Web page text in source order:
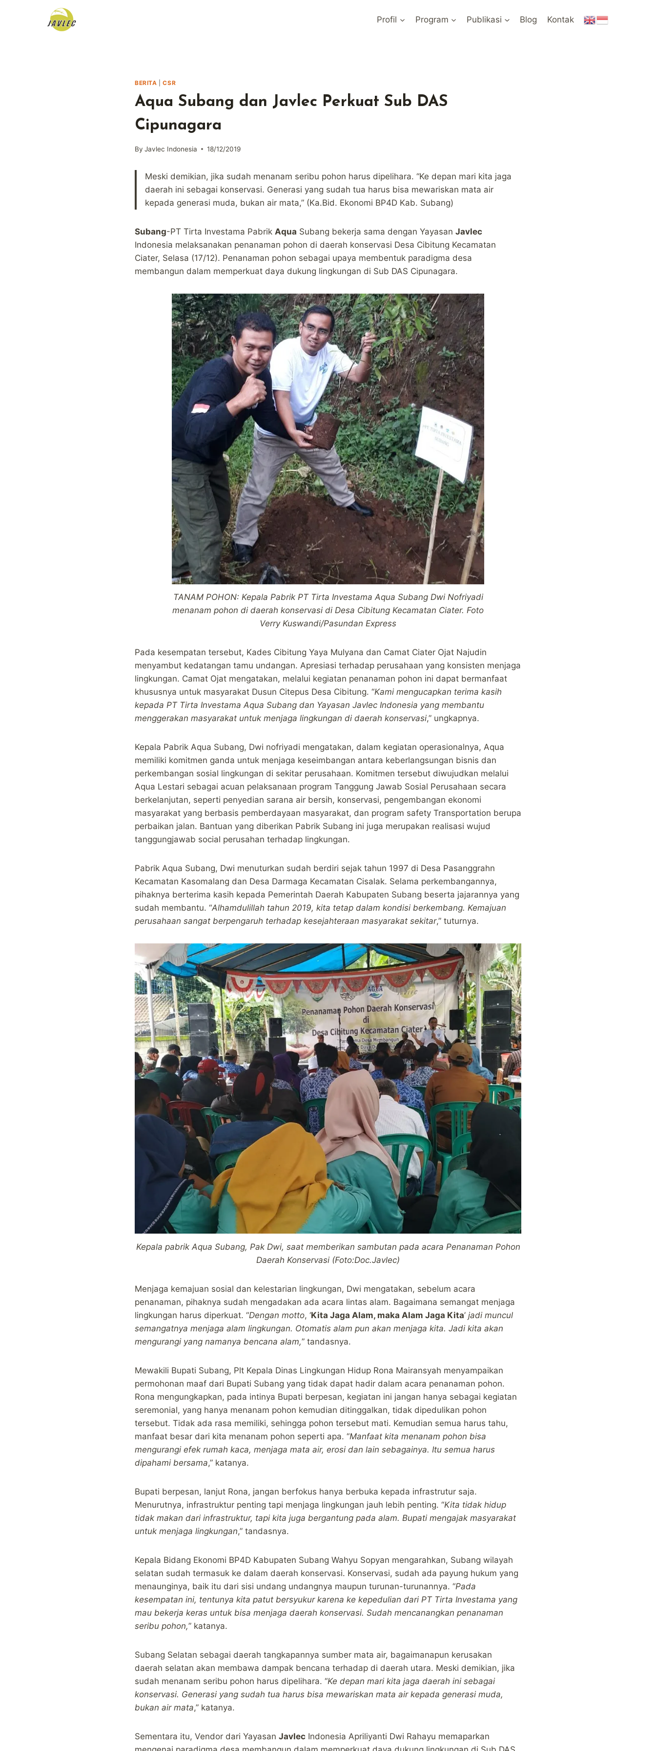
Profil Program Publikasi Blog Kontak
BERITA |CSR
Aqua Subang dan Javlec Perkuat Sub DAS
Cipunagara
By Javlec Indonesia 18/12/2019
Meski demikian, jika sudah menanam seribu pohon harus dipelihara. “Ke depan mari kita jaga
daerah ini sebagai konservasi. Generasi yang sudah tua harus bisa mewariskan mata air
kepada generasi muda, bukan air mata,” (Ka.Bid. Ekonomi BP4D Kab. Subang)
Subang-PT Tirta Investama Pabrik Aqua Subang bekerja sama dengan Yayasan Javlec
Indonesia melaksanakan penanaman pohon di daerah konservasi Desa Cibitung Kecamatan
Ciater, Selasa (17/12). Penanaman pohon sebagai upaya membentuk paradigma desa
membangun dalam memperkuat daya dukung lingkungan di Sub DAS Cipunagara.
TANAM POHON: Kepala Pabrik PT Tirta Investama Aqua Subang Dwi Nofriyadi
menanam pohon di daerah konservasi di Desa Cibitung Kecamatan Ciater. Foto
Verry Kuswandi/Pasundan Express
Pada kesempatan tersebut, Kades Cibitung Yaya Mulyana dan Camat Ciater Ojat Najudin
menyambut kedatangan tamu undangan. Apresiasi terhadap perusahaan yang konsisten menjaga
lingkungan. Camat Ojat mengatakan, melalui kegiatan penanaman pohon ini dapat bermanfaat
khususnya untuk masyarakat Dusun Citepus Desa Cibitung. “Kami mengucapkan terima kasih
kepada PT Tirta Investama Aqua Subang dan Yayasan Javlec Indonesia yang membantu
menggerakan masyarakat untuk menjaga lingkungan di daerah konservasi,” ungkapnya.
Kepala Pabrik Aqua Subang, Dwi nofriyadi mengatakan, dalam kegiatan operasionalnya, Aqua
memiliki komitmen ganda untuk menjaga keseimbangan antara keberlangsungan bisnis dan
perkembangan sosial lingkungan di sekitar perusahaan. Komitmen tersebut diwujudkan melalui
Aqua Lestari sebagai acuan pelaksanaan program Tanggung Jawab Sosial Perusahaan secara
berkelanjutan, seperti penyedian sarana air bersih, konservasi, pengembangan ekonomi
masyarakat yang berbasis pemberdayaan masyarakat, dan program safety Transportation berupa
perbaikan jalan. Bantuan yang diberikan Pabrik Subang ini juga merupakan realisasi wujud
tanggungjawab social perusahan terhadap lingkungan.
Pabrik Aqua Subang, Dwi menuturkan sudah berdiri sejak tahun 1997 di Desa Pasanggrahn
Kecamatan Kasomalang dan Desa Darmaga Kecamatan Cisalak. Selama perkembangannya,
pihaknya berterima kasih kepada Pemerintah Daerah Kabupaten Subang beserta jajarannya yang
sudah membantu. “Alhamdulillah tahun 2019, kita tetap dalam kondisi berkembang. Kemajuan
perusahaan sangat berpengaruh terhadap kesejahteraan masyarakat sekitar,” tuturnya.
Kepala pabrik Aqua Subang, Pak Dwi, saat memberikan sambutan pada acara Penanaman Pohon
Daerah Konservasi (Foto:Doc.Javlec)
Menjaga kemajuan sosial dan kelestarian lingkungan, Dwi mengatakan, sebelum acara
penanaman, pihaknya sudah mengadakan ada acara lintas alam. Bagaimana semangat menjaga
lingkungan harus diperkuat. “Dengan motto, ‘Kita Jaga Alam, maka Alam Jaga Kita’ jadi muncul
semangatnya menjaga alam lingkungan. Otomatis alam pun akan menjaga kita. Jadi kita akan
mengurangi yang namanya bencana alam,” tandasnya.
Mewakili Bupati Subang, Plt Kepala Dinas Lingkungan Hidup Rona Mairansyah menyampaikan
permohonan maaf dari Bupati Subang yang tidak dapat hadir dalam acara penanaman pohon.
Rona mengungkapkan, pada intinya Bupati berpesan, kegiatan ini jangan hanya sebagai kegiatan
seremonial, yang hanya menanam pohon kemudian ditinggalkan, tidak dipedulikan pohon
tersebut. Tidak ada rasa memiliki, sehingga pohon tersebut mati. Kemudian semua harus tahu,
manfaat besar dari kita menanam pohon seperti apa. “Manfaat kita menanam pohon bisa
mengurangi efek rumah kaca, menjaga mata air, erosi dan lain sebagainya. Itu semua harus
dipahami bersama,” katanya.
Bupati berpesan, lanjut Rona, jangan berfokus hanya berbuka kepada infrastrutur saja.
Menurutnya, infrastruktur penting tapi menjaga lingkungan jauh lebih penting. “Kita tidak hidup
tidak makan dari infrastruktur, tapi kita juga bergantung pada alam. Bupati mengajak masyarakat
untuk menjaga lingkungan,” tandasnya.
Kepala Bidang Ekonomi BP4D Kabupaten Subang Wahyu Sopyan mengarahkan, Subang wilayah
selatan sudah termasuk ke dalam daerah konservasi. Konservasi, sudah ada payung hukum yang
menaunginya, baik itu dari sisi undang undangnya maupun turunan-turunannya. “Pada
kesempatan ini, tentunya kita patut bersyukur karena ke kepedulian dari PT Tirta Investama yang
mau bekerja keras untuk bisa menjaga daerah konservasi. Sudah mencanangkan penanaman
seribu pohon,” katanya.
Subang Selatan sebagai daerah tangkapannya sumber mata air, bagaimanapun kerusakan
daerah selatan akan membawa dampak bencana terhadap di daerah utara. Meski demikian, jika
sudah menanam seribu pohon harus dipelihara. “Ke depan mari kita jaga daerah ini sebagai
konservasi. Generasi yang sudah tua harus bisa mewariskan mata air kepada generasi muda,
bukan air mata,” katanya.
Sementara itu, Vendor dari Yayasan Javlec Indonesia Apriliyanti Dwi Rahayu memaparkan